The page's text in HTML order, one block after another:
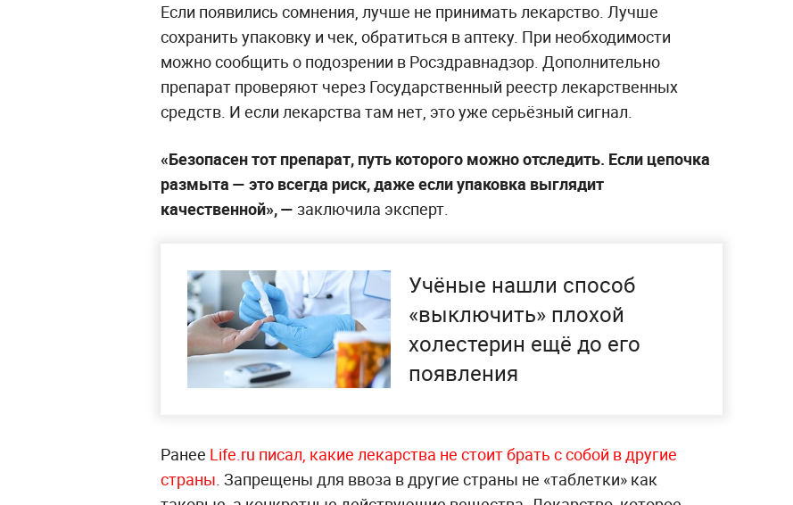
Если появились сомнения, лучше не принимать лекарство. Лучше
сохранить упаковку и чек, обратиться в аптеку. При необходимости
можно сообщить о подозрении в Росздравнадзор. Дополнительно
препарат проверяют через Государственный реестр лекарственных
средств. И если лекарства там нет, это уже серьёзный сигнал.
«Безопасен тот препарат, путь которого можно отследить. Если цепочка
размыта — это всегда риск, даже если упаковка выглядит
качественной», — заключила эксперт.
Учёные нашли способ
«выключить» плохой
холестерин ещё до его
появления
Ранее Life.ru писал, какие лекарства не стоит брать с собой в другие
страны. Запрещены для ввоза в другие страны не «таблетки» как